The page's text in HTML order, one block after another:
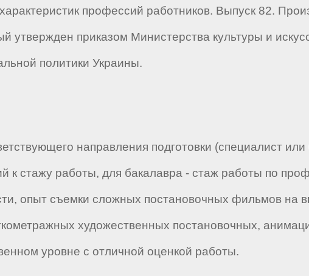
профессий работников. Выпуск 82.
утвержден приказом Министерства культуры и
политики Украины.
направления подготовки (специалист
к стажу работы, для бакалавра - стаж работы по
опыт съемки сложных постановочных фильмов на
художественных постановочных,
уровне с отличной оценкой работы.